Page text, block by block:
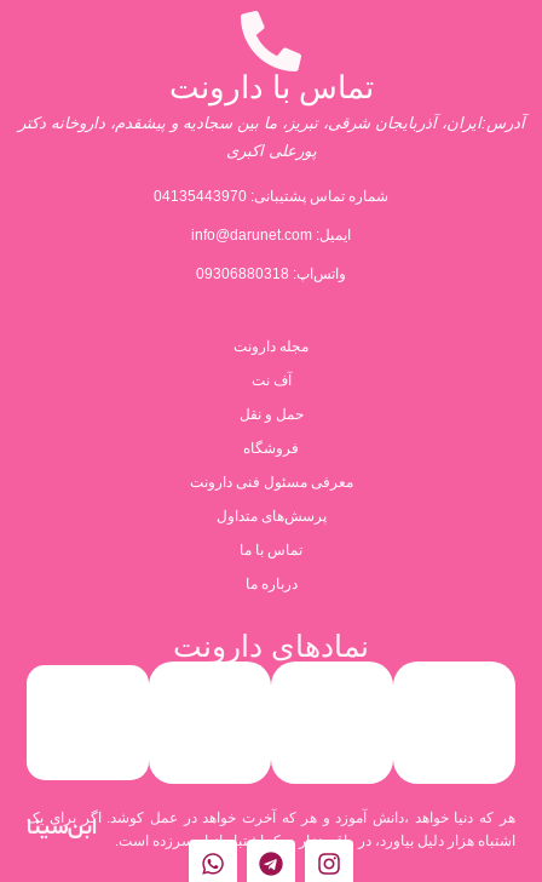
تماس با دارونت
آدرس:ایران، آذربایجان شرقی، تبریز، ما بین سجادیه و پیشقدم، داروخانه دکتر
پورعلی اکبری
شماره تماس پشتیبانی: 04135443970
ایمیل: info@darunet.com
واتس‌اپ: 09306880318
مجله دارونت
آف نت
حمل و نقل
فروشگاه
معرفی مسئول فنی دارونت
پرسش‌های متداول
تماس با ما
درباره ما
نمادهای دارونت
هر که دنیا خواهد ،دانش آموزد و هر که آخرت خواهد در عمل کوشد. اگر برای یک
اشتباه هزار دلیل بیاورد، در واقع هزار و یک اشتباه از او سرزده است.
ابن‌سینا